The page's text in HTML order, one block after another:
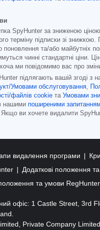
SpyHunter за зниженою
терміну підписки зі знижкою.
поновлення та/або майбутніх
чинні стандартні ціни.
ми повідомимо вас про
підлягають вашій згоді з
Умовами обслуговування,
файлів cookie та Умовами
нашими поширеними
Якщо ви хочете видалити
видалення програми
Додаткові положення
та умови RegHunter
офіс: 1 Castle Street, 3rd
Private Company